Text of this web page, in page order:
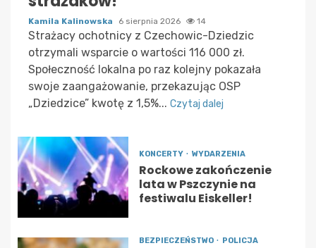
Kamila Kalinowska 6 sierpnia 2026 14
Strażacy ochotnicy z Czechowic-Dziedzic
otrzymali wsparcie o wartości 116 000 zł.
Społeczność lokalna po raz kolejny pokazała
swoje zaangażowanie, przekazując OSP
„Dziedzice” kwotę z 1,5%... Czytaj dalej
KONCERTY WYDARZENIA
Rockowe zakończenie
lata w Pszczynie na
festiwalu Eiskeller!
BEZPIECZEŃSTWO POLICJA